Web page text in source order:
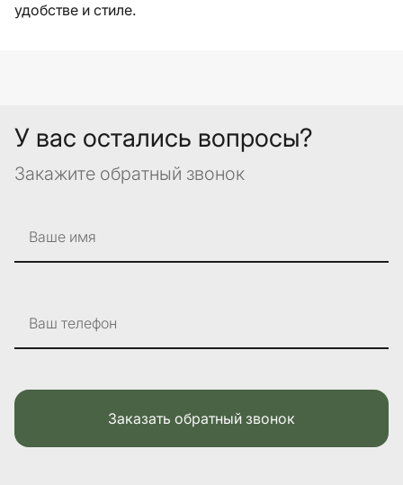
удобстве и стиле.
У вас остались вопросы?
Закажите обратный звонок
Ваше имя
Ваш телефон
Заказать обратный звонок